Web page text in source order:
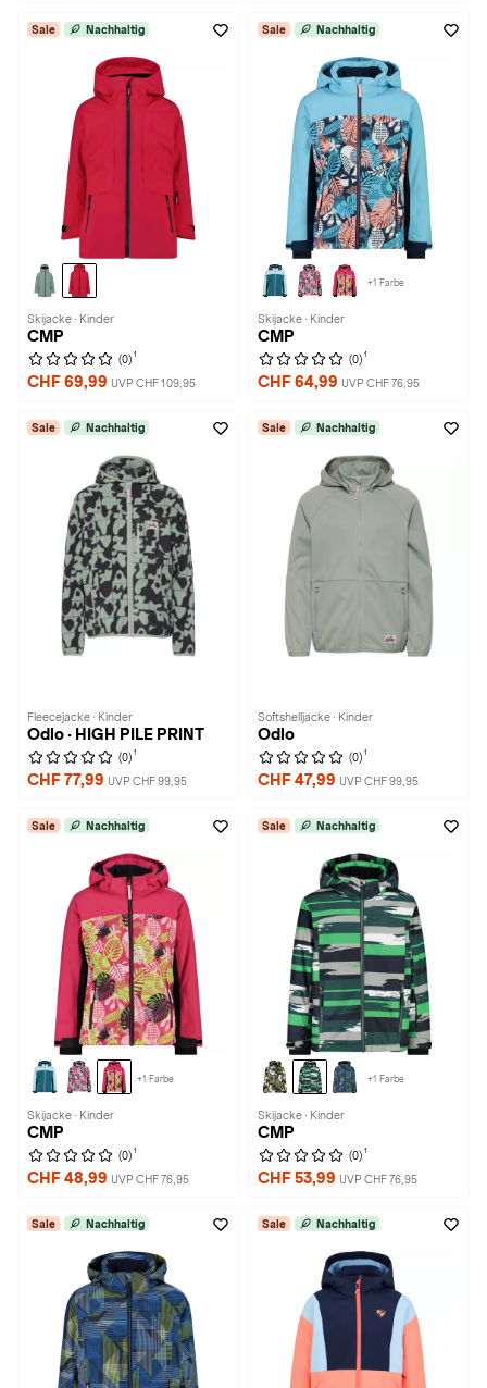
Sale Nachhaltig
Skijacke · Kinder
CMP
(0) 1
CHF 69,99 UVP CHF 109,95
Sale Nachhaltig
+1 Farbe
Skijacke · Kinder
CMP
(0) 1
CHF 64,99 UVP CHF 76,95
Sale Nachhaltig
Fleecejacke · Kinder
Odlo · HIGH PILE PRINT
(0) 1
CHF 77,99 UVP CHF 99,95
Sale Nachhaltig
Softshelljacke · Kinder
Odlo
(0) 1
CHF 47,99 UVP CHF 99,95
Sale Nachhaltig
+1 Farbe
Skijacke · Kinder
CMP
(0) 1
CHF 48,99 UVP CHF 76,95
Sale Nachhaltig
+1 Farbe
Skijacke · Kinder
CMP
(0) 1
CHF 53,99 UVP CHF 76,95
Sale Nachhaltig Sale Nachhaltig